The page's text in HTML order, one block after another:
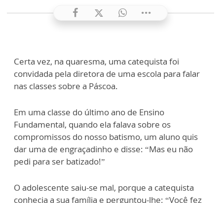
Certa vez, na quaresma, uma catequista foi
convidada pela diretora de uma escola para falar
nas classes sobre a Páscoa.
Em uma classe do último ano de Ensino
Fundamental, quando ela falava sobre os
compromissos do nosso batismo, um aluno quis
dar uma de engraçadinho e disse: “Mas eu não
pedi para ser batizado!”
O adolescente saiu-se mal, porque a catequista
conhecia a sua família e perguntou-lhe: “Você fez